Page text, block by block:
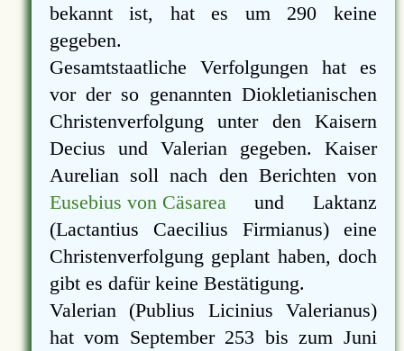
bekannt ist, hat es um 290 keine
gegeben.
Gesamtstaatliche Verfolgungen hat es
vor der so genannten Diokletianischen
Christenverfolgung unter den Kaisern
Decius und Valerian gegeben. Kaiser
Aurelian soll nach den Berichten von
Eusebius von Cäsarea und Laktanz
(Lactantius Caecilius Firmianus) eine
Christenverfolgung geplant haben, doch
gibt es dafür keine Bestätigung.
Valerian (Publius Licinius Valerianus)
hat vom September 253 bis zum Juni